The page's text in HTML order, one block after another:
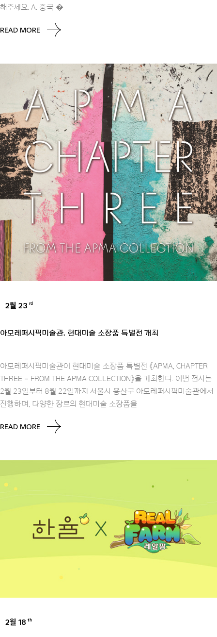
해주세요. A. 중국 �
READ MORE
2월 23 rd
아모레퍼시픽미술관, 현대미술 소장품 특별전 개최
아모레퍼시픽미술관이 현대미술 소장품 특별전 《APMA, CHAPTER
THREE – FROM THE APMA COLLECTION》을 개최한다. 이번 전시는
2월 23일부터 8월 22일까지 서울시 용산구 아모레퍼시픽미술관에서
진행하며, 다양한 장르의 현대미술 소장품을
READ MORE
2월 18 th